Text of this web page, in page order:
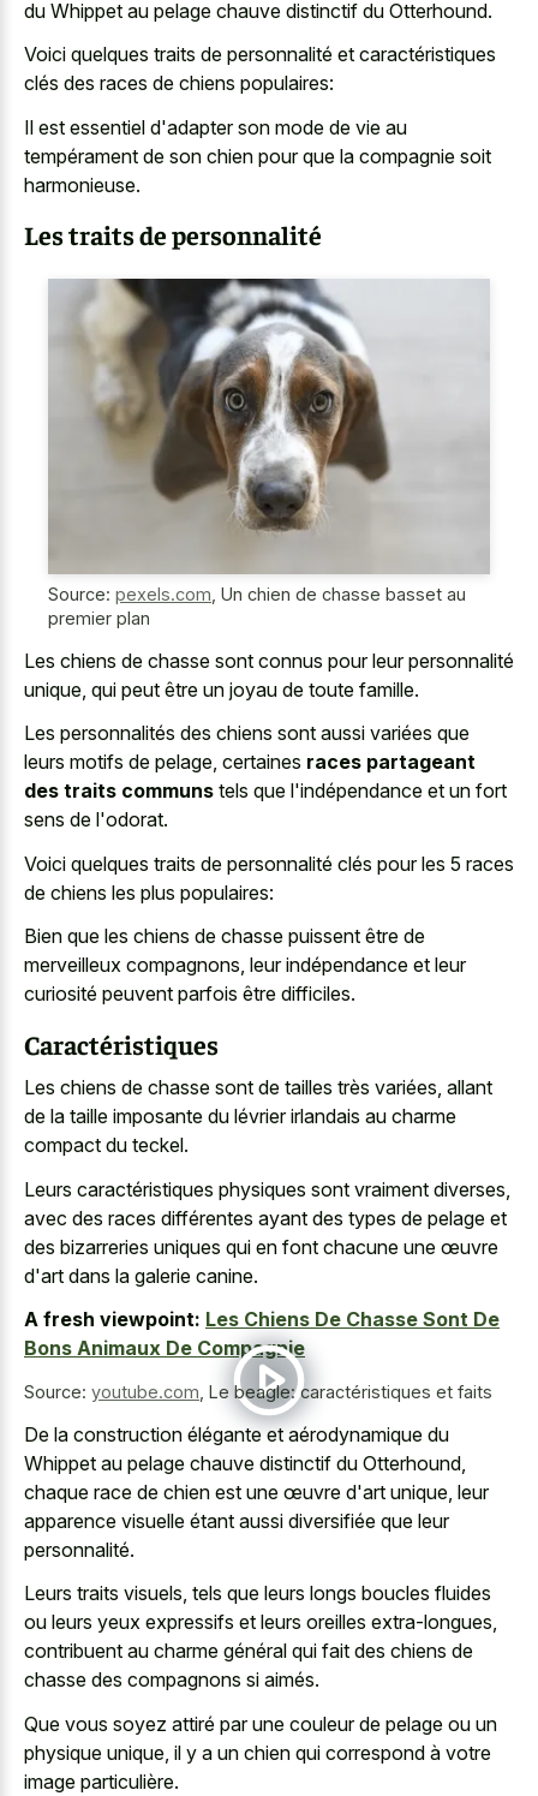
du Whippet au pelage chauve distinctif du Otterhound.
Voici quelques traits de personnalité et caractéristiques
clés des races de chiens populaires:
Il est essentiel d'adapter son mode de vie au
tempérament de son chien pour que la compagnie soit
harmonieuse.
Les traits de personnalité
Source: pexels.com, Un chien de chasse basset au
premier plan
Les chiens de chasse sont connus pour leur personnalité
unique, qui peut être un joyau de toute famille.
Les personnalités des chiens sont aussi variées que
leurs motifs de pelage, certaines races partageant
des traits communs tels que l'indépendance et un fort
sens de l'odorat.
Voici quelques traits de personnalité clés pour les 5 races
de chiens les plus populaires:
Bien que les chiens de chasse puissent être de
merveilleux compagnons, leur indépendance et leur
curiosité peuvent parfois être difficiles.
Caractéristiques
Les chiens de chasse sont de tailles très variées, allant
de la taille imposante du lévrier irlandais au charme
compact du teckel.
Leurs caractéristiques physiques sont vraiment diverses,
avec des races différentes ayant des types de pelage et
des bizarreries uniques qui en font chacune une œuvre
d'art dans la galerie canine.
A fresh viewpoint: Les Chiens De Chasse Sont De
Bons Animaux De Compagnie
Source: youtube.com, Le beagle: caractéristiques et faits
De la construction élégante et aérodynamique du
Whippet au pelage chauve distinctif du Otterhound,
chaque race de chien est une œuvre d'art unique, leur
apparence visuelle étant aussi diversifiée que leur
personnalité.
Leurs traits visuels, tels que leurs longs boucles fluides
ou leurs yeux expressifs et leurs oreilles extra-longues,
contribuent au charme général qui fait des chiens de
chasse des compagnons si aimés.
Que vous soyez attiré par une couleur de pelage ou un
physique unique, il y a un chien qui correspond à votre
image particulière.